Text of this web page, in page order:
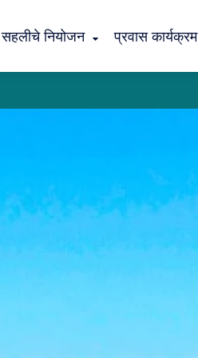
सहलीचे नियोजन प्रवास कार्यक्रम
शिरपाचामाळ - पालघर जिल्ह्यातील 'पावन' ठिकाण
कांदळवनातील निसर्ग पर्यटन
वारली संस्कृतीविषयी